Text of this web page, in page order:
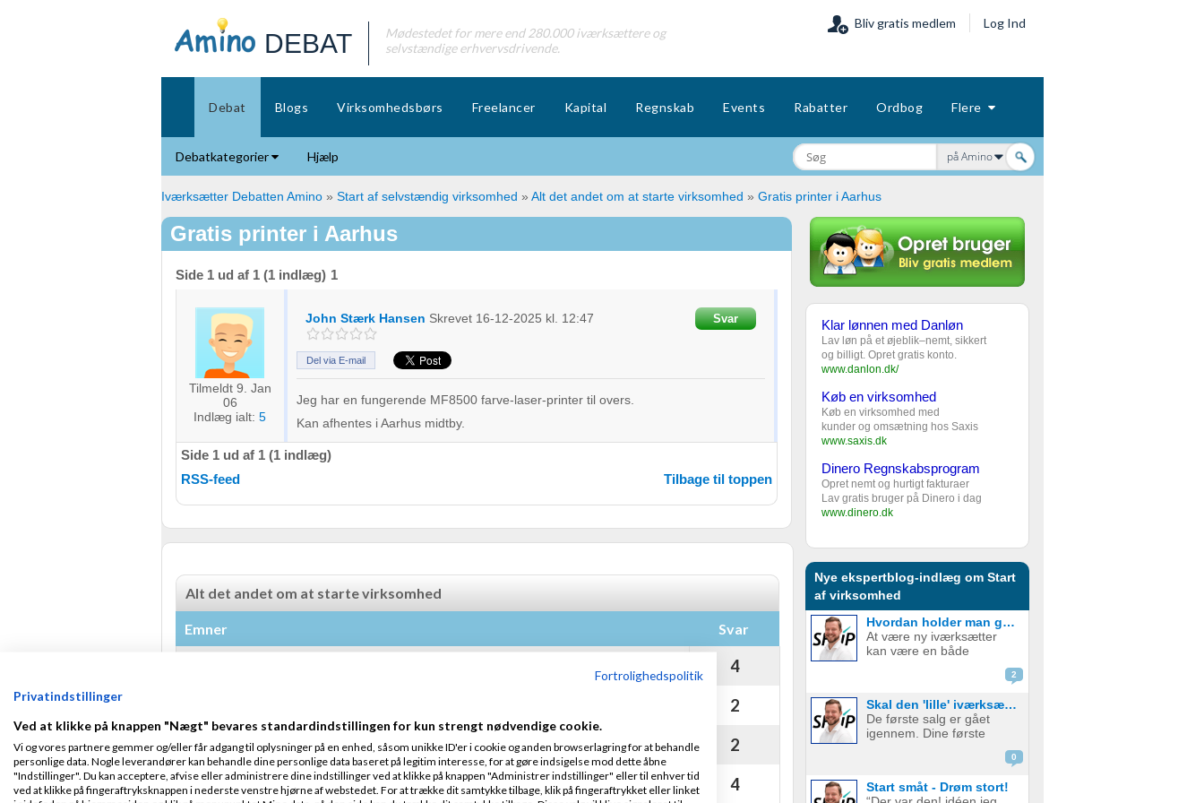
DEBAT
Mødestedet for mere end 280.000 iværksættere og
selvstændige erhvervsdrivende.
Bliv gratis medlem Log Ind
Debat Blogs Virksomhedsbørs Freelancer Kapital Regnskab Events Rabatter Ordbog Flere
Debatkategorier Hjælp på Amino
Iværksætter Debatten Amino » Start af selvstændig virksomhed » Alt det andet om at starte virksomhed » Gratis printer i Aarhus
Gratis printer i Aarhus
Side 1 ud af 1 (1 indlæg) 1
Tilmeldt 9. Jan
06
Indlæg ialt: 5
John Stærk Hansen Skrevet 16-12-2025 kl. 12:47 Svar
Del via E-mail
Jeg har en fungerende MF8500 farve-laser-printer til overs.
Kan afhentes i Aarhus midtby.
Side 1 ud af 1 (1 indlæg)
RSS-feed
Tilbage til toppen
Alt det andet om at starte virksomhed
Emner Svar
4
2
Nyeste indlægafPernilleL ,den 26-06-2026 kl. 15:56 2
Lukning af ApS med gæld og holdingselskab
Nyeste indlægafHerman-60 ,den 05-05-2026 kl. 20:40 4
Klar lønnen med Danløn
Lav løn på et øjeblik–nemt, sikkert
og billigt. Opret gratis konto.
www.danlon.dk/
Køb en virksomhed
Køb en virksomhed med
kunder og omsætning hos Saxis
www.saxis.dk
Dinero Regnskabsprogram
Opret nemt og hurtigt fakturaer
Lav gratis bruger på Dinero i dag
www.dinero.dk
Nye ekspertblog-indlæg om Start
af virksomhed
Hvordan holder man gejsten oppe som ny iværksætter?
At være ny iværksætter
kan være en både
følger med at starte egen
virksomhed, er det som
mange jagter, men
2
Skal den 'lille' iværksætter bruge penge på digital marketing?
De første salg er gået
igennem. Dine første
tilfredse. Det virker virkelig
plads, og et marked for dit
0
Start småt - Drøm stort!
Fortrolighedspolitik
Privatindstillinger
Ved at klikke på knappen "Nægt" bevares standardindstillingen for kun strengt nødvendige cookie.
Vi og vores partnere gemmer og/eller får adgang til oplysninger på en enhed, såsom unikke ID'er i cookie og anden browserlagring for at behandle
personlige data. Nogle leverandører kan behandle dine personlige data baseret på legitim interesse, for at gøre indsigelse mod dette åbne
"Indstillinger". Du kan acceptere, afvise eller administrere dine indstillinger ved at klikke på knappen "Administrer indstillinger" eller til enhver tid
ved at klikke på fingeraftryksknappen i nederste venstre hjørne af webstedet. For at trække dit samtykke tilbage, klik på fingeraftrykket eller linket